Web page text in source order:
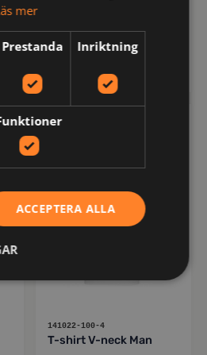
COTTOVER
141022-100-4
T-shirt V-neck Man
mer
Prestanda Inriktning
ACCEPTERA ALLA